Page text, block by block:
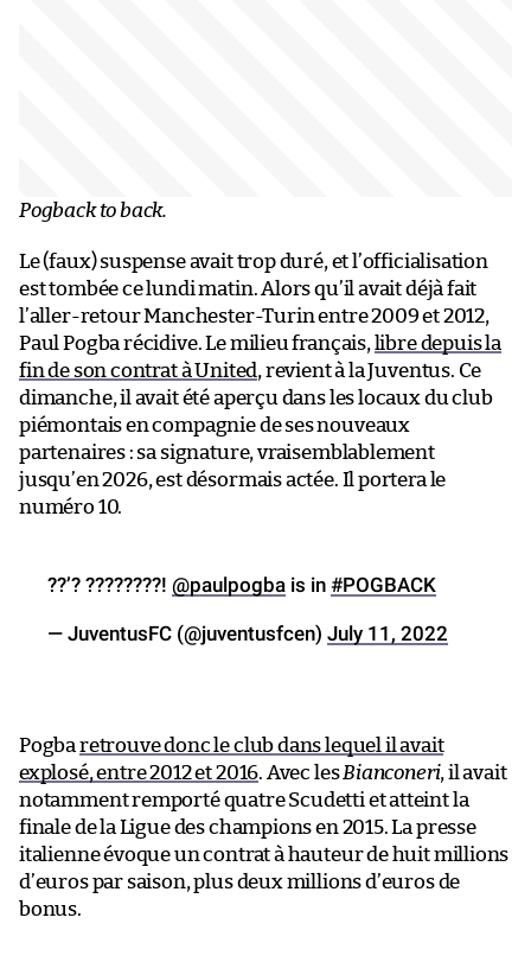
Pogback to back.
Le (faux) suspense avait trop duré, et l’officialisation
est tombée ce lundi matin. Alors qu’il avait déjà fait
l’aller-retour Manchester-Turin entre 2009 et 2012,
Paul Pogba récidive. Le milieu français, libre depuis la
fin de son contrat à United , revient à la Juventus. Ce
dimanche, il avait été aperçu dans les locaux du club
piémontais en compagnie de ses nouveaux
partenaires : sa signature, vraisemblablement
jusqu’en 2026, est désormais actée. Il portera le
numéro 10.
??’? ????????! @paulpogba is in #POGBACK
— JuventusFC (@juventusfcen) July 11, 2022
Pogba retrouve donc le club dans lequel il avait
explosé, entre 2012 et 2016. Avec lesBianconeri, il avait
notamment remporté quatre Scudetti et atteint la
finale de la Ligue des champions en 2015. La presse
italienne évoque un contrat à hauteur de huit millions
d’euros par saison, plus deux millions d’euros de
bonus.